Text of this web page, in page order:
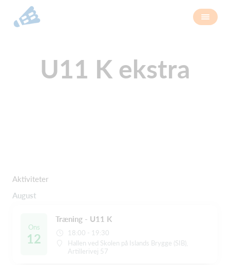
U11 K ekstra
Aktiviteter
August
Ons
12
Træning - U11 K
18:00 - 19:30
Hallen ved Skolen på Islands Brygge (SIB),
Artillerivej 57